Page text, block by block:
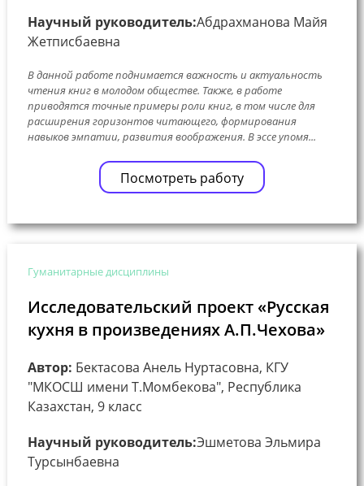
Научный руководитель:Абдрахманова Майя
Жетписбаевна
В данной работе поднимается важность и актуальность
чтения книг в молодом обществе. Также, в работе
приводятся точные примеры роли книг, в том числе для
расширения горизонтов читающего, формирования
навыков эмпатии, развития воображения. В эссе упомя...
Посмотреть работу
Гуманитарные дисциплины
Исследовательский проект «Русская
кухня в произведениях А.П.Чехова»
Автор: Бектасова Анель Нуртасовна, КГУ
"МКОСШ имени Т.Момбекова", Республика
Казахстан, 9 класс
Научный руководитель:Эшметова Эльмира
Турсынбаевна